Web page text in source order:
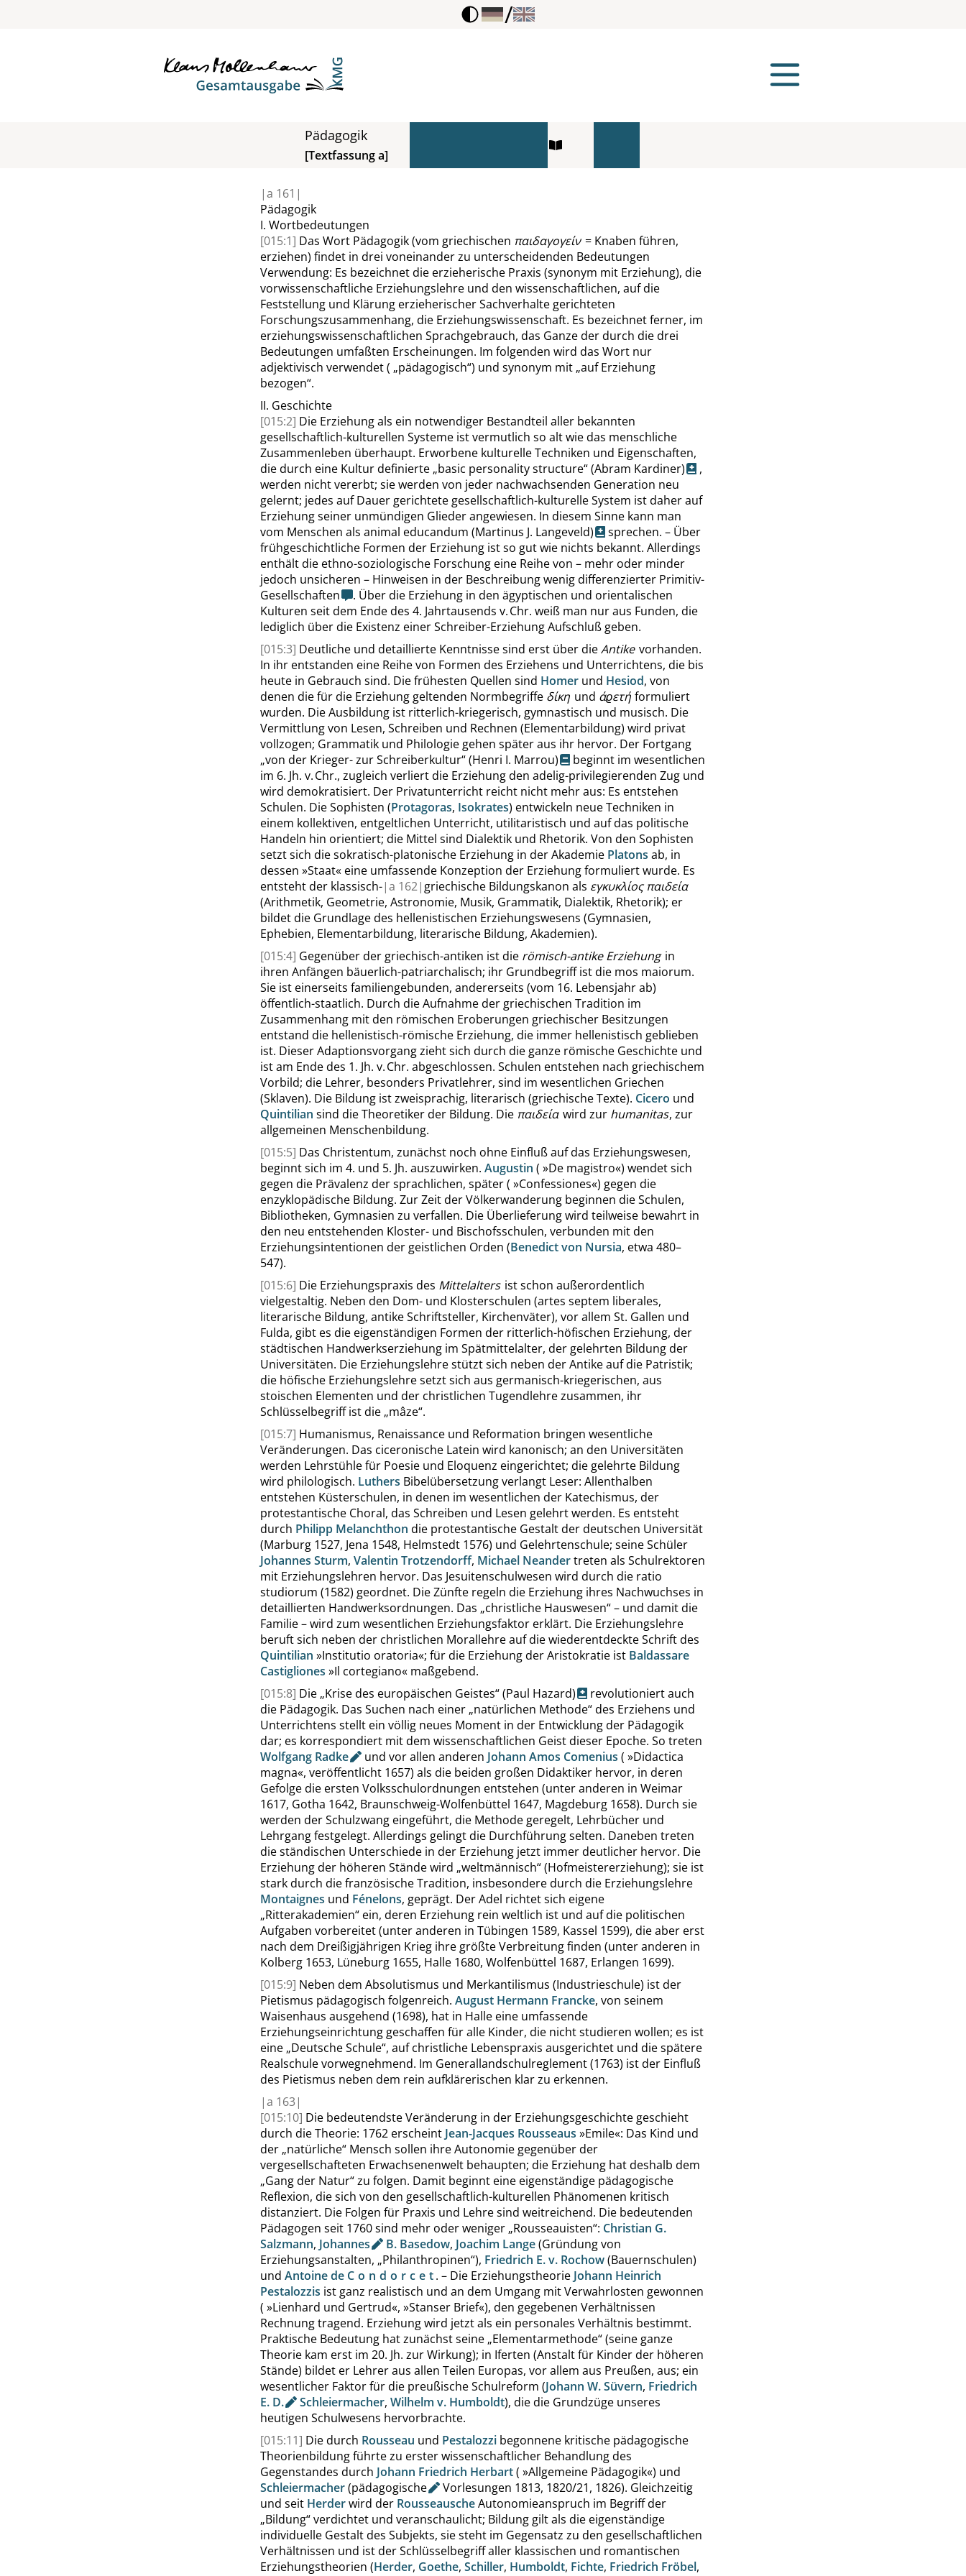
/
Pädagogik
[Textfassung a]
|a 161|
Pädagogik
I. Wortbedeutungen
[015:1] Das Wort Pädagogik (vom griechischen παιδαγογείν = Knaben führen,
erziehen) findet in drei voneinander zu unterscheidenden Bedeutungen
Verwendung: Es bezeichnet die erzieherische Praxis (synonym mit Erziehung), die
vorwissenschaftliche Erziehungslehre und den wissenschaftlichen, auf die
Feststellung und Klärung erzieherischer Sachverhalte gerichteten
Forschungszusammenhang, die Erziehungswissenschaft. Es bezeichnet ferner, im
erziehungswissenschaftlichen Sprachgebrauch, das Ganze der durch die drei
Bedeutungen umfaßten Erscheinungen. Im folgenden wird das Wort nur
adjektivisch verwendet ( „pädagogisch“) und synonym mit „auf Erziehung
bezogen“.
II. Geschichte
[015:2] Die Erziehung als ein notwendiger Bestandteil aller bekannten
gesellschaftlich-kulturellen Systeme ist vermutlich so alt wie das menschliche
Zusammenleben überhaupt. Erworbene kulturelle Techniken und Eigenschaften,
die durch eine Kultur definierte „basic personality structure“(Abram Kardiner)
,
werden nicht vererbt; sie werden von jeder nachwachsenden Generation neu
gelernt; jedes auf Dauer gerichtete gesellschaftlich-kulturelle System ist daher auf
Erziehung seiner unmündigen Glieder angewiesen. In diesem Sinne kann man
vom Menschen als animal educandum (Martinus J. Langeveld)
sprechen. – Über
frühgeschichtliche Formen der Erziehung ist so gut wie nichts bekannt. Allerdings
enthält die ethno-soziologische Forschung eine Reihe von – mehr oder minder
jedoch unsicheren – Hinweisen in der Beschreibung wenig differenzierter Primitiv-
Gesellschaften
. Über die Erziehung in den ägyptischen und orientalischen
Kulturen seit dem Ende des 4. Jahrtausends v. Chr. weiß man nur aus Funden, die
lediglich über die Existenz einer Schreiber-Erziehung Aufschluß geben.
[015:3] Deutliche und detaillierte Kenntnisse sind erst über dieAntike vorhanden.
In ihr entstanden eine Reihe von Formen des Erziehens und Unterrichtens, die bis
heute in Gebrauch sind. Die frühesten Quellen sind Homer und Hesiod, von
denen die für die Erziehung geltenden Normbegriffe δίκη und άϱετή formuliert
wurden. Die Ausbildung ist ritterlich-kriegerisch, gymnastisch und musisch. Die
Vermittlung von Lesen, Schreiben und Rechnen (Elementarbildung) wird privat
vollzogen; Grammatik und Philologie gehen später aus ihr hervor. Der Fortgang
„von der Krieger- zur Schreiberkultur“(Henri I. Marrou)
beginnt im wesentlichen
im 6. Jh. v. Chr., zugleich verliert die Erziehung den adelig-privilegierenden Zug und
wird demokratisiert. Der Privatunterricht reicht nicht mehr aus: Es entstehen
Schulen. Die Sophisten (Protagoras, Isokrates) entwickeln neue Techniken in
einem kollektiven, entgeltlichen Unterricht, utilitaristisch und auf das politische
Handeln hin orientiert; die Mittel sind Dialektik und Rhetorik. Von den Sophisten
setzt sich die sokratisch-platonische Erziehung in der Akademie Platons ab, in
dessen »Staat« eine umfassende Konzeption der Erziehung formuliert wurde. Es
entsteht der klassisch-|a 162| griechische Bildungskanon als εγκυκλίος παιδεία
(Arithmetik, Geometrie, Astronomie, Musik, Grammatik, Dialektik, Rhetorik); er
bildet die Grundlage des hellenistischen Erziehungswesens (Gymnasien,
Ephebien, Elementarbildung, literarische Bildung, Akademien).
[015:4] Gegenüber der griechisch-antiken ist die römisch-antike Erziehungin
ihren Anfängen bäuerlich-patriarchalisch; ihr Grundbegriff ist die mos maiorum.
Sie ist einerseits familiengebunden, andererseits (vom 16. Lebensjahr ab)
öffentlich-staatlich. Durch die Aufnahme der griechischen Tradition im
Zusammenhang mit den römischen Eroberungen griechischer Besitzungen
entstand die hellenistisch-römische Erziehung, die immer hellenistisch geblieben
ist. Dieser Adaptionsvorgang zieht sich durch die ganze römische Geschichte und
ist am Ende des 1. Jh. v. Chr. abgeschlossen. Schulen entstehen nach griechischem
Vorbild; die Lehrer, besonders Privatlehrer, sind im wesentlichen Griechen
(Sklaven). Die Bildung ist zweisprachig, literarisch (griechische Texte). Cicero und
Quintilian sind die Theoretiker der Bildung. Die παιδεία wird zur humanitas, zur
allgemeinen Menschenbildung.
[015:5] Das Christentum, zunächst noch ohne Einfluß auf das Erziehungswesen,
beginnt sich im 4. und 5. Jh. auszuwirken. Augustin ( »De magistro«) wendet sich
gegen die Prävalenz der sprachlichen, später ( »Confessiones«) gegen die
enzyklopädische Bildung. Zur Zeit der Völkerwanderung beginnen die Schulen,
Bibliotheken, Gymnasien zu verfallen. Die Überlieferung wird teilweise bewahrt in
den neu entstehenden Kloster- und Bischofsschulen, verbunden mit den
Erziehungsintentionen der geistlichen Orden (Benedict von Nursia, etwa 480–
547).
[015:6] Die Erziehungspraxis des Mittelalters ist schon außerordentlich
vielgestaltig. Neben den Dom- und Klosterschulen (artes septem liberales,
literarische Bildung, antike Schriftsteller, Kirchenväter), vor allem St. Gallen und
Fulda, gibt es die eigenständigen Formen der ritterlich-höfischen Erziehung, der
städtischen Handwerkserziehung im Spätmittelalter, der gelehrten Bildung der
Universitäten. Die Erziehungslehre stützt sich neben der Antike auf die Patristik;
die höfische Erziehungslehre setzt sich aus germanisch-kriegerischen, aus
stoischen Elementen und der christlichen Tugendlehre zusammen, ihr
Schlüsselbegriff ist die „mâze“.
[015:7] Humanismus, Renaissance und Reformation bringen wesentliche
Veränderungen. Das ciceronische Latein wird kanonisch; an den Universitäten
werden Lehrstühle für Poesie und Eloquenz eingerichtet; die gelehrte Bildung
wird philologisch. Luthers Bibelübersetzung verlangt Leser: Allenthalben
entstehen Küsterschulen, in denen im wesentlichen der Katechismus, der
protestantische Choral, das Schreiben und Lesen gelehrt werden. Es entsteht
durch Philipp Melanchthon die protestantische Gestalt der deutschen Universität
(Marburg 1527, Jena 1548, Helmstedt 1576) und Gelehrtenschule; seine Schüler
Johannes Sturm, Valentin Trotzendorff, Michael Neandertreten als Schulrektoren
mit Erziehungslehren hervor. Das Jesuitenschulwesen wird durch die ratio
studiorum (1582) geordnet. Die Zünfte regeln die Erziehung ihres Nachwuchses in
detaillierten Handwerksordnungen. Das „christliche Hauswesen“– und damit die
Familie – wird zum wesentlichen Erziehungsfaktor erklärt. Die Erziehungslehre
beruft sich neben der christlichen Morallehre auf die wiederentdeckte Schrift des
Quintilian »Institutio oratoria«; für die Erziehung der Aristokratie ist Baldassare
Castigliones »Il cortegiano« maßgebend.
[015:8] Die „Krise des europäischen Geistes“(Paul Hazard)
revolutioniert auch
die Pädagogik. Das Suchen nach einer „natürlichen Methode“des Erziehens und
Unterrichtens stellt ein völlig neues Moment in der Entwicklung der Pädagogik
dar; es korrespondiert mit dem wissenschaftlichen Geist dieser Epoche. So treten
Wolfgang Radke und vor allen anderen Johann Amos Comenius ( »Didactica
magna«, veröffentlicht 1657) als die beiden großen Didaktiker hervor, in deren
Gefolge die ersten Volksschulordnungen entstehen (unter anderen in Weimar
1617, Gotha 1642, Braunschweig-Wolfenbüttel 1647, Magdeburg 1658). Durch sie
werden der Schulzwang eingeführt, die Methode geregelt, Lehrbücher und
Lehrgang festgelegt. Allerdings gelingt die Durchführung selten. Daneben treten
die ständischen Unterschiede in der Erziehung jetzt immer deutlicher hervor. Die
Erziehung der höheren Stände wird „weltmännisch“(Hofmeistererziehung); sie ist
stark durch die französische Tradition, insbesondere durch die Erziehungslehre
Montaignes und Fénelons, geprägt. Der Adel richtet sich eigene
„Ritterakademien“ ein, deren Erziehung rein weltlich ist und auf die politischen
Aufgaben vorbereitet (unter anderen in Tübingen 1589, Kassel 1599), die aber erst
nach dem Dreißigjährigen Krieg ihre größte Verbreitung finden (unter anderen in
Kolberg 1653, Lüneburg 1655, Halle 1680, Wolfenbüttel 1687, Erlangen 1699).
[015:9] Neben dem Absolutismus und Merkantilismus (Industrieschule) ist der
Pietismus pädagogisch folgenreich. August Hermann Francke, von seinem
Waisenhaus ausgehend (1698), hat in Halle eine umfassende
Erziehungseinrichtung geschaffen für alle Kinder, die nicht studieren wollen; es ist
eine „Deutsche Schule“, auf christliche Lebenspraxis ausgerichtet und die spätere
Realschule vorwegnehmend. Im Generallandschulreglement (1763) ist der Einfluß
des Pietismus neben dem rein aufklärerischen klar zu erkennen.
|a 163|
[015:10] Die bedeutendste Veränderung in der Erziehungsgeschichte geschieht
durch die Theorie: 1762 erscheint Jean-Jacques Rousseaus »Emile«: Das Kind und
der „natürliche“ Mensch sollen ihre Autonomie gegenüber der
vergesellschafteten Erwachsenenwelt behaupten; die Erziehung hat deshalb dem
„Gang der Natur“zu folgen. Damit beginnt eine eigenständige pädagogische
Reflexion, die sich von den gesellschaftlich-kulturellen Phänomenen kritisch
distanziert. Die Folgen für Praxis und Lehre sind weitreichend. Die bedeutenden
Pädagogen seit 1760 sind mehr oder weniger „Rousseauisten“: Christian G.
Salzmann, Johannes B. Basedow, Joachim Lange(Gründung von
Erziehungsanstalten, „Philanthropinen“), Friedrich E. v. Rochow(Bauernschulen)
und Antoine de Condorcet. – Die Erziehungstheorie Johann Heinrich
Pestalozzis ist ganz realistisch und an dem Umgang mit Verwahrlosten gewonnen
( »Lienhard und Gertrud«, »Stanser Brief«), den gegebenen Verhältnissen
Rechnung tragend. Erziehung wird jetzt als ein personales Verhältnis bestimmt.
Praktische Bedeutung hat zunächst seine „Elementarmethode“(seine ganze
Theorie kam erst im 20. Jh. zur Wirkung); in Iferten (Anstalt für Kinder der höheren
Stände) bildet er Lehrer aus allen Teilen Europas, vor allem aus Preußen, aus; ein
wesentlicher Faktor für die preußische Schulreform (Johann W. Süvern, Friedrich
E. D.
Schleiermacher, Wilhelm v. Humboldt), die die Grundzüge unseres
heutigen Schulwesens hervorbrachte.
[015:11] Die durch Rousseau und Pestalozzi begonnene kritische pädagogische
Theorienbildung führte zu erster wissenschaftlicher Behandlung des
Gegenstandes durch Johann Friedrich Herbart( »Allgemeine Pädagogik«) und
Schleiermacher(pädagogische
Vorlesungen 1813, 1820/21, 1826). Gleichzeitig
und seit Herderwird der RousseauscheAutonomieanspruch im Begriff der
„Bildung“verdichtet und veranschaulicht; Bildung gilt als die eigenständige
individuelle Gestalt des Subjekts, sie steht im Gegensatz zu den gesellschaftlichen
Verhältnissen und ist der Schlüsselbegriff aller klassischen und romantischen
Erziehungstheorien (Herder, Goethe, Schiller, Humboldt, Fichte, Friedrich Fröbel,